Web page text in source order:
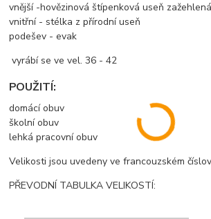
vnější -hovězinová štípenková useň zažehlená
vnitřní - stélka z přírodní useň
podešev - evak
vyrábí se ve vel. 36 - 42
POUŽITÍ:
domácí obuv
školní obuv
lehká pracovní obuv
Velikosti jsou uvedeny ve francouzském
PŘEVODNÍ TABULKA VELIKOSTÍ: